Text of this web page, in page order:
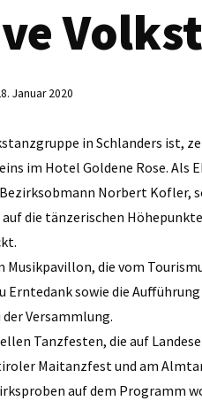
Januar 2020
in Schlanders ist,
im Hotel Goldene Rose. Als
Norbert Kofler,
die tänzerischen
Musikpavillon, die vom
Erntedank sowie die
Versammlung.
Tanzfesten, die auf
Maitanzfest und am
auf dem Programm